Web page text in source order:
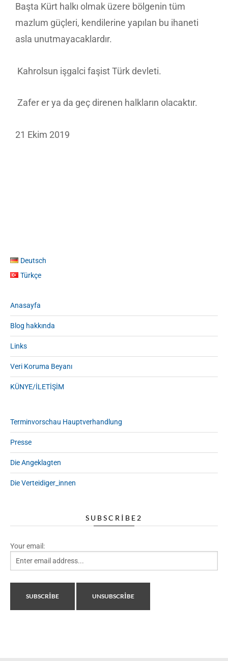
Başta Kürt halkı olmak üzere bölgenin tüm
mazlum güçleri, kendilerine yapılan bu ihaneti
asla unutmayacaklardır.
Kahrolsun işgalci faşist Türk devleti.
Zafer er ya da geç direnen halkların olacaktır.
21 Ekim 2019
Deutsch
Türkçe
Anasayfa
Blog hakkında
Links
Veri Koruma Beyanı
KÜNYE/İLETİŞİM
Terminvorschau Hauptverhandlung
Presse
Die Angeklagten
Die Verteidiger_innen
SUBSCRIBE2
Your email: